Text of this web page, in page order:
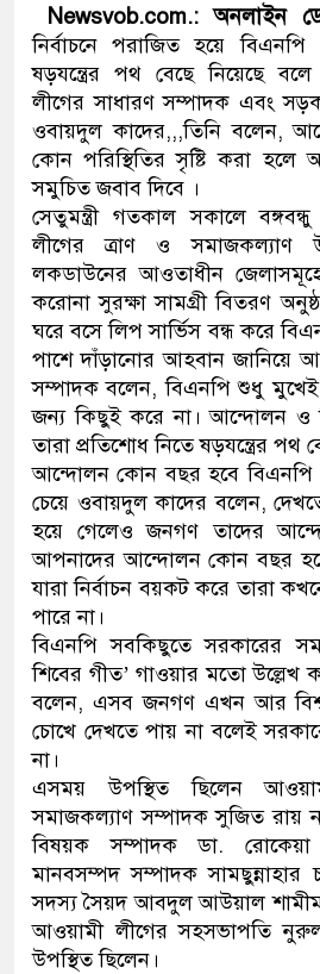
জড়িত
থানা
Newsvob.com.: অনলাইন
নির্বাচনে পরাজিত হয়ে
ষড়যন্ত্রের পথ বেছে নিয়েছে
লীগের সাধারণ সম্পাদক এবং
ওবায়দুল কাদের,,,তিনি বলেন,
কোন পরিস্থিতির সৃষ্টি করা হলে
সমুচিত জবাব দিবে ।
সেতুমন্ত্রী গতকাল সকালে
লীগের ত্রাণ ও সমাজকল্যাণ
লকডাউনের আওতাধীন
করোনা সুরক্ষা সামগ্রী বিতরণ
ঘরে বসে লিপ সার্ভিস বন্ধ করে
পাশে দাঁড়ানোর আহবান জানিয়ে
সম্পাদক বলেন, বিএনপি শুধু মুখেই
জন্য কিছুই করে না। আন্দোলন ও
তারা প্রতিশোধ নিতে ষড়যন্ত্রের পথ
আন্দোলন কোন বছর হবে বিএনপি
চেয়ে ওবায়দুল কাদের বলেন,
হয়ে গেলেও জনগণ তাদের
আপনাদের আন্দোলন কোন বছর
যারা নির্বাচন বয়কট করে তারা
পারে না।
বিএনপি সবকিছুতে সরকারের
শিবের গীত’ গাওয়ার মতো উল্লেখ
বলেন, এসব জনগণ এখন আর
চোখে দেখতে পায় না বলেই
না।
এসময় উপস্থিত ছিলেন
সমাজকল্যাণ সম্পাদক সুজিত রায়
বিষয়ক সম্পাদক ডা.
মানবসম্পদ সম্পাদক সামছুন্নাহার
সদস্য সৈয়দ আবদুল আউয়াল
আওয়ামী লীগের সহসভাপতি
উপস্থিত ছিলেন।